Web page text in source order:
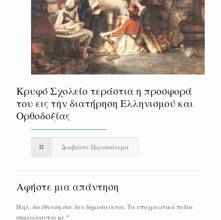
Κρυφό Σχολείο τεράστια η προσφορά
του εις την διατήρηση Ελληνισμού και
Ορθοδοξίας
Διαβάστε Περισσότερα
Αφήστε μια απάντηση
Η ηλ. διεύθυνση σας δεν δημοσιεύεται.Τα υποχρεωτικά πεδία
σημειώνονται με *